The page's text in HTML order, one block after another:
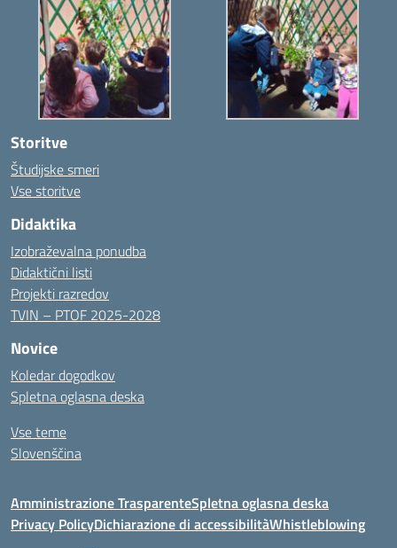
Storitve
Študijske smeri
Vse storitve
Didaktika
Izobraževalna ponudba
Didaktični listi
Projekti razredov
TVIN – PTOF 2025-2028
Novice
Koledar dogodkov
Spletna oglasna deska
Vse teme
Slovenščina
Amministrazione TrasparenteSpletna oglasna deska
Privacy PolicyDichiarazione di accessibilitàWhistleblowing